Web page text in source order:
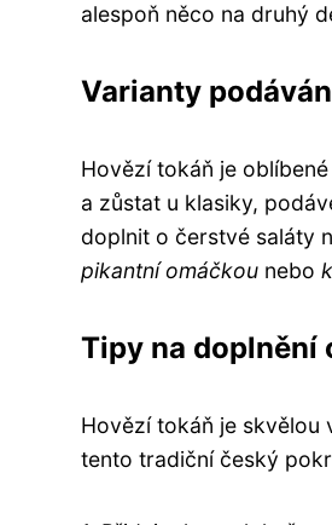
alespoň něco na druhý
Varianty
Hovězí tokáň je
a zůstat u klasiky,
doplnit o čerstvé saláty
pikantní omáčkou nebo
Tipy na doplnění
Hovězí tokáň je skvělou
tento tradiční český